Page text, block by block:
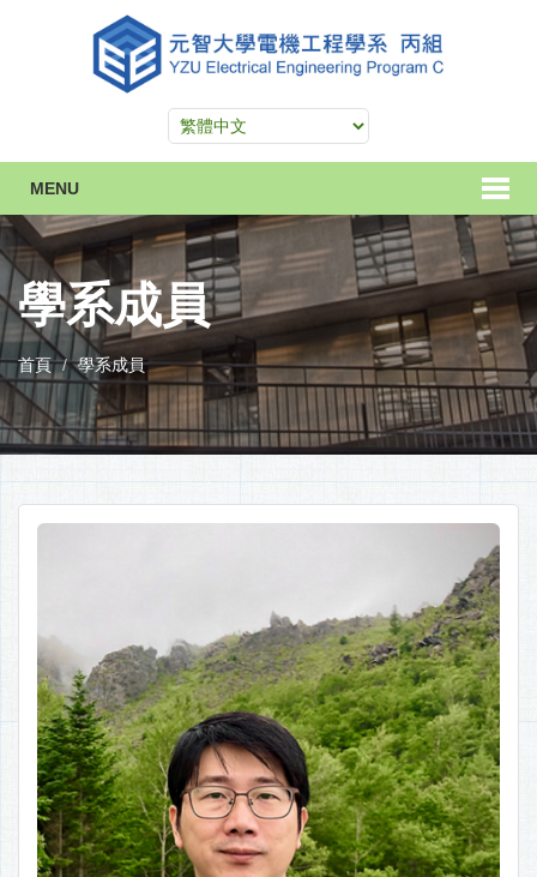
MENU
學系成員
首頁 學系成員